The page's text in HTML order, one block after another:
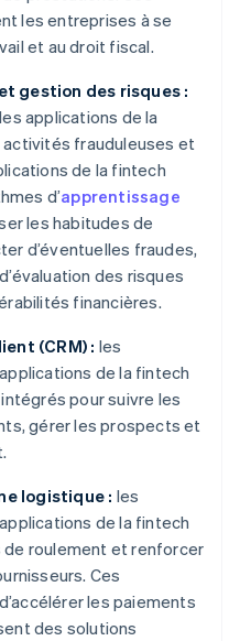
les entreprises à se
et au droit fiscal.
gestion des risques :
applications de la
frauduleuses et
de la fintech
d’apprentissage
les habitudes de
d’éventuelles fraudes,
des risques
financières.
(CRM) : les
de la fintech
pour suivre les
gérer les prospects et
logistique : les
de la fintech
roulement et renforcer
Ces
les paiements
des solutions